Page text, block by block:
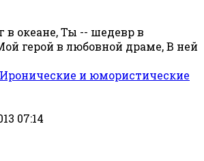
в океане, Ты -- шедевр в
герой в любовной драме, В ней
Иронические и юмористические
07:14